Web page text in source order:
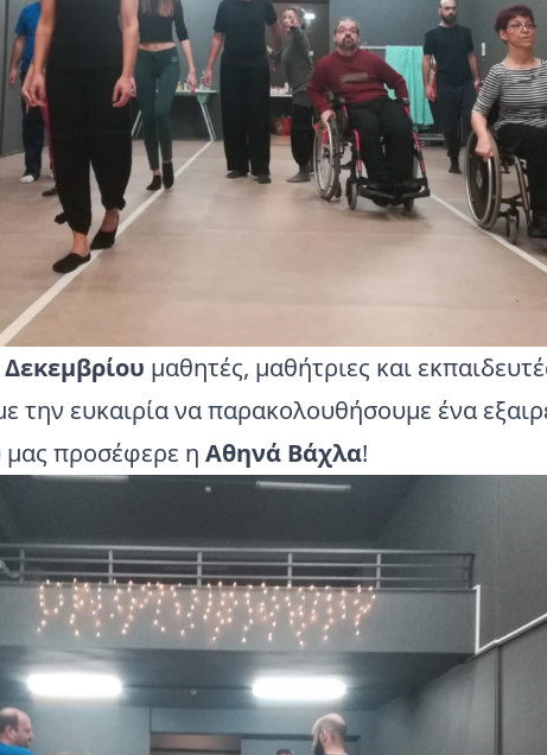
μαθητές, μαθήτριες και
την ευκαιρία να παρακολουθήσουμε ένα
μας προσέφερε η Αθηνά Βάχλα!